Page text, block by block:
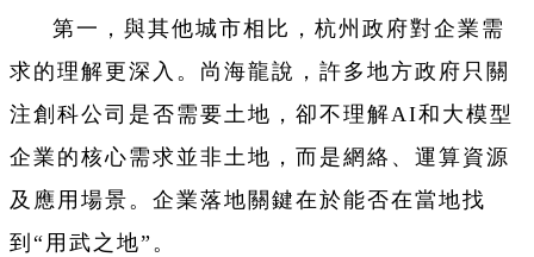
第一，與其他城市相比，杭州政府對企業需
求的理解更深入。尚海龍說，許多地方政府只關
注創科公司是否需要土地，卻不理解AI和大模型
企業的核心需求並非土地，而是網絡、運算資源
及應用場景。企業落地關鍵在於能否在當地找
到“用武之地”。